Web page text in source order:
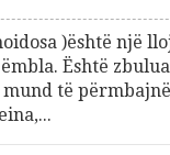
)është një
Është
të përmbajnë